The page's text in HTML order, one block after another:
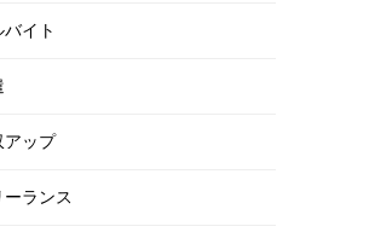
バイト
アップ
ーランス